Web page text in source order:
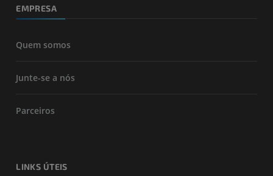
EMPRESA
Quem somos
Junte-se a nós
Parceiros
LINKS ÚTEIS